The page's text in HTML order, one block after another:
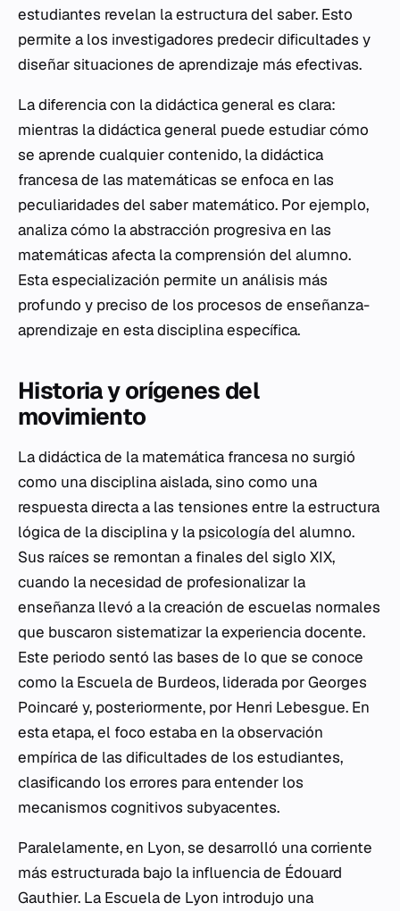
estudiantes revelan la estructura del saber. Esto
permite a los investigadores predecir dificultades y
diseñar situaciones de aprendizaje más efectivas.
La diferencia con la didáctica general es clara:
mientras la didáctica general puede estudiar cómo
se aprende cualquier contenido, la didáctica
francesa de las matemáticas se enfoca en las
peculiaridades del saber matemático. Por ejemplo,
analiza cómo la abstracción progresiva en las
matemáticas afecta la comprensión del alumno.
Esta especialización permite un análisis más
profundo y preciso de los procesos de enseñanza-
aprendizaje en esta disciplina específica.
Historia y orígenes del
movimiento
La didáctica de la matemática francesa no surgió
como una disciplina aislada, sino como una
respuesta directa a las tensiones entre la estructura
lógica de la disciplina y la psicologíadel alumno.
Sus raíces se remontan a finales del siglo XIX,
cuando la necesidad de profesionalizar la
enseñanza llevó a la creación de escuelas normales
que buscaron sistematizar la experiencia docente.
Este periodo sentó las bases de lo que se conoce
como la Escuela de Burdeos, liderada por Georges
Poincaré y, posteriormente, por Henri Lebesgue. En
esta etapa, el foco estaba en la observación
empírica de las dificultades de los estudiantes,
clasificando los errores para entender los
mecanismos cognitivos subyacentes.
Paralelamente, en Lyon, se desarrolló una corriente
más estructurada bajo la influencia de Édouard
Gauthier. La Escuela de Lyon introdujo una